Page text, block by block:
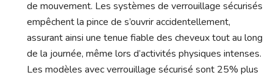
de mouvement. Les systèmes de verrouillage sécurisés
empêchent la pince de s’ouvrir accidentellement,
assurant ainsi une tenue fiable des cheveux tout au long
de la journée, même lors d’activités physiques intenses.
Les modèles avec verrouillage sécurisé sont 25% plus